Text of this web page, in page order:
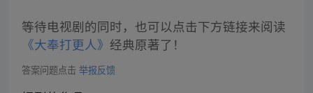
等待电视剧的同时，也可以点击下方链接来阅读
《大奉打更人》 经典原著了！
答案问题点击 举报反馈